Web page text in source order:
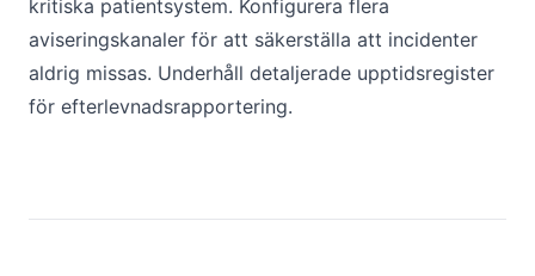
kritiska patientsystem. Konfigurera flera
aviseringskanaler för att säkerställa att incidenter
aldrig missas. Underhåll detaljerade upptidsregister
för efterlevnadsrapportering.